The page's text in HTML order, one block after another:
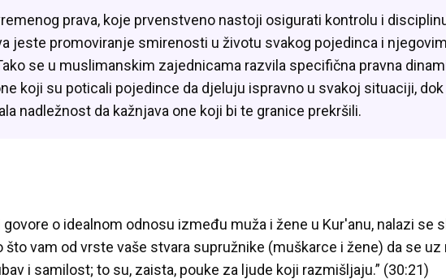
prava, koje prvenstveno nastoji osigurati kontrolu i
jeste promoviranje smirenosti u životu svakog pojedinca i
se u muslimanskim zajednicama razvila specifična pravna
koji su poticali pojedince da djeluju ispravno u svakoj situaciji, dok
nadležnost da kažnjava one koji bi te granice prekršili.
o idealnom odnosu između muža i žene u Kur'anu, nalazi se
što vam od vrste vaše stvara supružnike (muškarce i žene) da se uz
i samilost; to su, zaista, pouke za ljude koji razmišljaju.” (30:21)